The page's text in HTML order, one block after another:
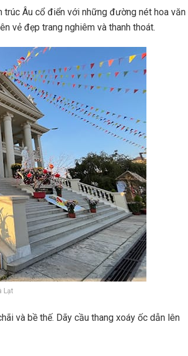
Âu cổ điển với những đường nét hoa văn
vẻ đẹp trang nghiêm và thanh thoát.
Lạt
và bề thế. Dãy cầu thang xoáy ốc dẫn lên